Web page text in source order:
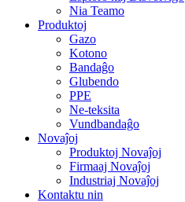
Nia Teamo
Produktoj
Gazo
Kotono
Bandaĝo
Glubendo
PPE
Ne-teksita
Vundbandaĝo
Novaĵoj
Produktoj Novaĵoj
Firmaaj Novaĵoj
Industriaj Novaĵoj
Kontaktu nin